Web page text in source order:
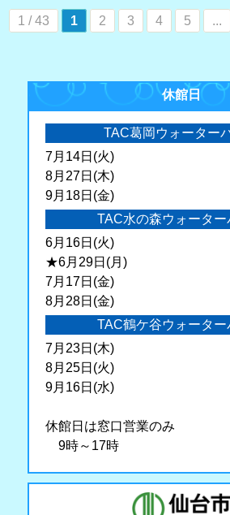
1 / 43 1 2 3 4 5 ...
休館日
TAC葛岡ウォーター
7月14日(火)
8月27日(木)
9月18日(金)
TAC水の森ウォーター
6月16日(火)
★6月29日(月)
7月17日(金)
8月28日(金)
TAC鶴ケ谷ウォーター
7月23日(木)
8月25日(火)
9月16日(水)
休館日は窓口営業のみ
9時～17時